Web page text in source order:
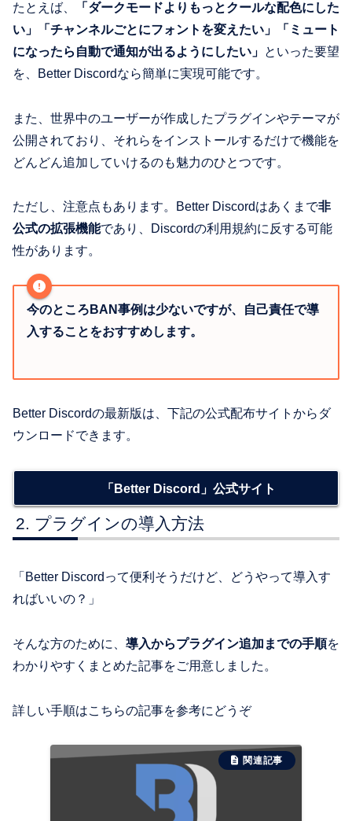
たとえば、
「ダークモードよりもっとクールな配色にした
い」「チャンネルごとにフォントを変えたい」「ミュート
になったら自動で通知が出るようにしたい」 といった要望
を、Better Discordなら簡単に実現可能です。
また、世界中のユーザーが作成したプラグインやテーマが
公開されており、それらをインストールするだけで機能を
どんどん追加していけるのも魅力のひとつです。
ただし、注意点もあります。Better Discordはあくまで非
公式の拡張機能であり、Discordの利用規約に反する可能
性があります。
今のところBAN事例は少ないですが、自己責任で導
入することをおすすめします。
Better Discordの最新版は、下記の公式配布サイトからダ
ウンロードできます。
「Better Discord」公式サイト
プラグインの導入方法
「Better Discordって便利そうだけど、どうやって導入す
ればいいの？」
そんな方のために、 導入からプラグイン追加までの手順を
わかりやすくまとめた記事をご用意しました。
詳しい手順はこちらの記事を参考にどうぞ